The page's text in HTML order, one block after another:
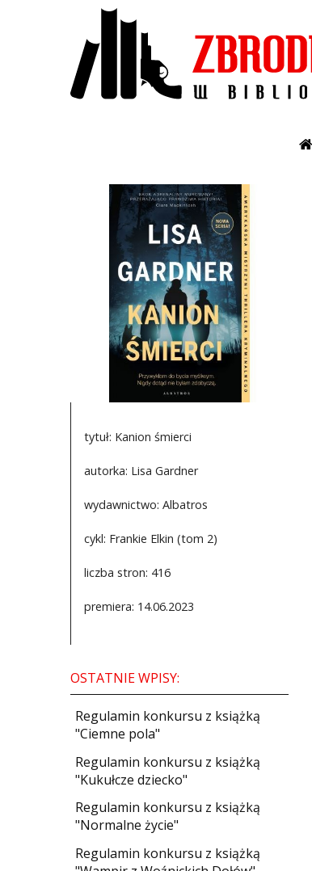
tytuł: Kanion śmierci
autorka: Lisa Gardner
wydawnictwo: Albatros
cykl: Frankie Elkin (tom 2)
liczba stron: 416
premiera: 14.06.2023
OSTATNIE WPISY:
Regulamin konkursu z książką
"Ciemne pola"
Regulamin konkursu z książką
"Kukułcze dziecko"
Regulamin konkursu z książką
"Normalne życie"
Regulamin konkursu z książką